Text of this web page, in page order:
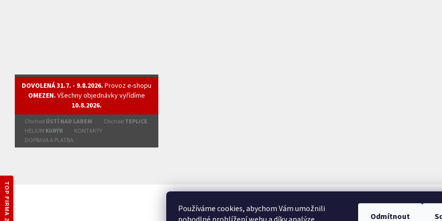
Používáme cookies, abychom Vám umožnili
Odmítnout
DOVOLENÁ 31.7. - 9.8.2026. Provoz e-shopu
OMEZEN. Všechny objednávky vyřídíme
10.8.2026.
Obchod ÚSTÍ NAD LABEM Obchod TEPLICE
HELIUM KURÝR
KONTAKTY
DOPRAVA A PLATBA
TOP FIRMA 2025